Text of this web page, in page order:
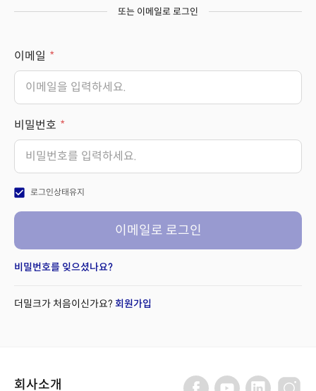
또는 이메일로 로그인
이메일
비밀번호
check_box 로그인상태유지
이메일로 로그인
비밀번호를 잊으셨나요?
더밀크가 처음이신가요? 회원가입
회사소개